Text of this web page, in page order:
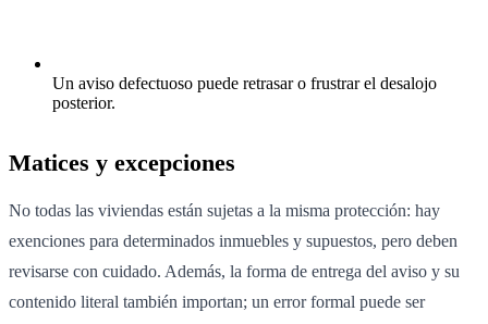
Un aviso defectuoso puede retrasar o frustrar el desalojo
posterior.
Matices y excepciones
No todas las viviendas están sujetas a la misma protección: hay
exenciones para determinados inmuebles y supuestos, pero deben
revisarse con cuidado. Además, la forma de entrega del aviso y su
contenido literal también importan; un error formal puede ser